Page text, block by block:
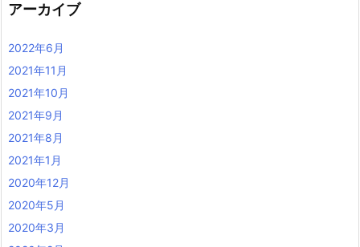
アーカイブ
2022年6月
2021年11月
2021年10月
2021年9月
2021年8月
2021年1月
2020年12月
2020年5月
2020年3月